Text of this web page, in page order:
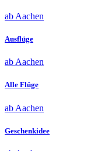
ab Aachen
Ausflüge
ab Aachen
Alle Flüge
ab Aachen
Geschenkidee